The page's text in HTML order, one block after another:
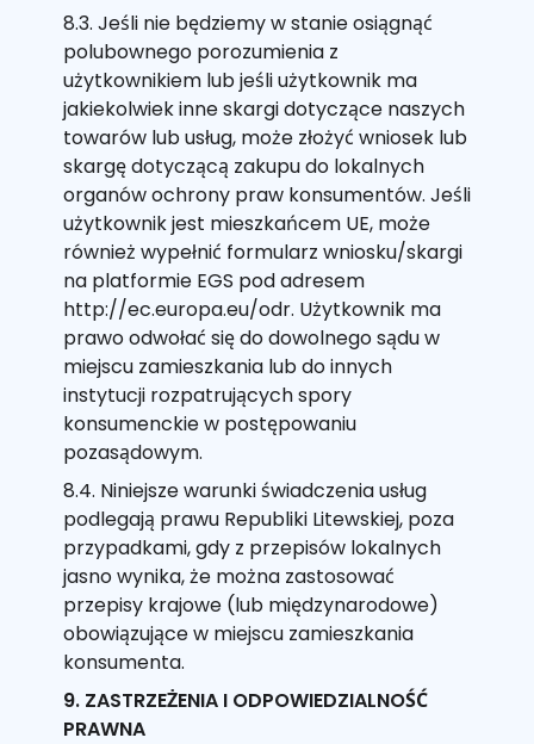
8.3. Jeśli nie będziemy w stanie osiągnąć
polubownego porozumienia z
użytkownikiem lub jeśli użytkownik ma
jakiekolwiek inne skargi dotyczące naszych
towarów lub usług, może złożyć wniosek lub
skargę dotyczącą zakupu do lokalnych
organów ochrony praw konsumentów. Jeśli
użytkownik jest mieszkańcem UE, może
również wypełnić formularz wniosku/skargi
na platformie EGS pod adresem
http://ec.europa.eu/odr. Użytkownik ma
prawo odwołać się do dowolnego sądu w
miejscu zamieszkania lub do innych
instytucji rozpatrujących spory
konsumenckie w postępowaniu
pozasądowym.
8.4. Niniejsze warunki świadczenia usług
podlegają prawu Republiki Litewskiej, poza
przypadkami, gdy z przepisów lokalnych
jasno wynika, że można zastosować
przepisy krajowe (lub międzynarodowe)
obowiązujące w miejscu zamieszkania
konsumenta.
9. ZASTRZEŻENIA I ODPOWIEDZIALNOŚĆ
PRAWNA